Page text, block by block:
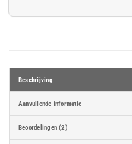
Beschrijving
Aanvullende informatie
Beoordelingen (2)